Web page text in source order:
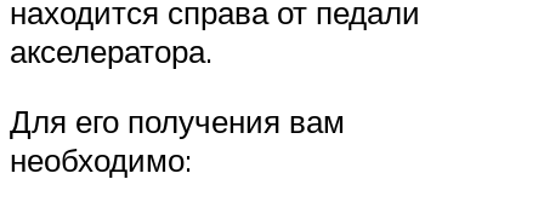
находится справа от педали
акселератора.
Для его получения вам
необходимо: